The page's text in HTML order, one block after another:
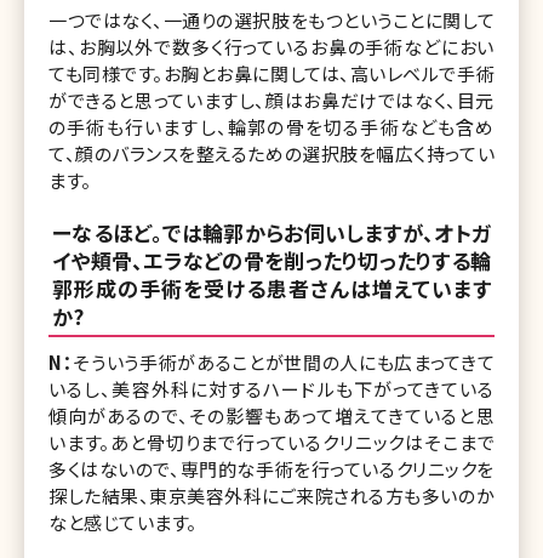
一つではなく、一通りの選択肢をもつということに関して
は、お胸以外で数多く行っているお鼻の手術などにおい
ても同様です。お胸とお鼻に関しては、高いレベルで手術
ができると思っていますし、顔はお鼻だけではなく、目元
の手術も行いますし、輪郭の骨を切る手術なども含め
て、顔のバランスを整えるための選択肢を幅広く持ってい
ます。
ーなるほど。では輪郭からお伺いしますが、オトガ
イや頬骨、エラなどの骨を削ったり切ったりする輪
郭形成の手術を受ける患者さんは増えています
か?
N：そういう手術があることが世間の人にも広まってきて
いるし、美容外科に対するハードルも下がってきている
傾向があるので、その影響もあって増えてきていると思
います。あと骨切りまで行っているクリニックはそこまで
多くはないので、専門的な手術を行っているクリニックを
探した結果、東京美容外科にご来院される方も多いのか
なと感じています。